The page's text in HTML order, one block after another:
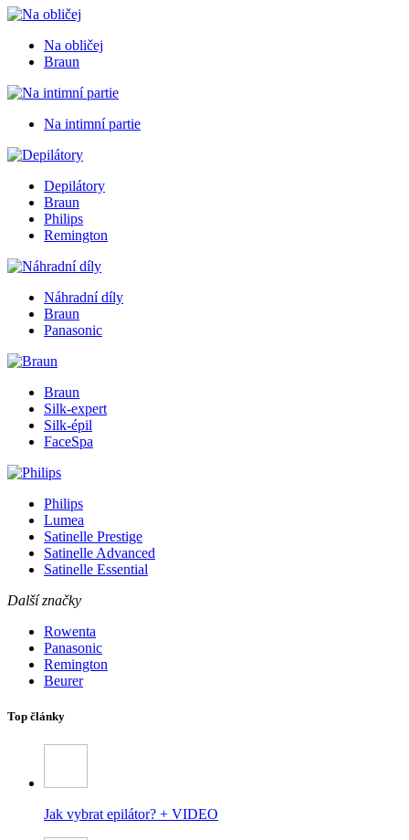
Na obličej
Braun
Na intimní partie
Depilátory
Braun
Philips
Remington
Náhradní díly
Braun
Panasonic
Braun
Silk-expert
Silk-épil
FaceSpa
Philips
Lumea
Satinelle Prestige
Satinelle Advanced
Satinelle Essential
Další značky
Rowenta
Panasonic
Remington
Beurer
Top články
Jak vybrat epilátor? + VIDEO